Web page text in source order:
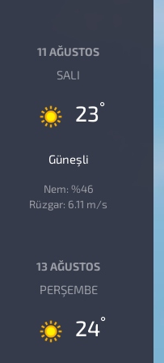
11 AĞUSTOS
SALI
23°
Güneşli
Nem: %46
Rüzgar: 6.11 m/s
13 AĞUSTOS
PERŞEMBE
24°